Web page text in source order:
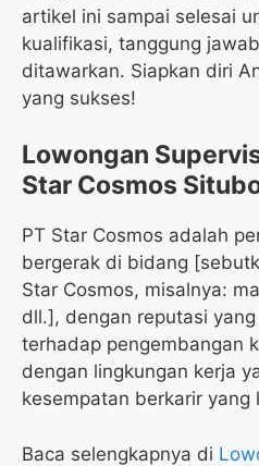
artikel ini sampai selesai
kualifikasi, tanggung
ditawarkan. Siapkan diri
yang sukses!
Lowongan
Star Cosmos
PT Star Cosmos adalah
bergerak di bidang
Star Cosmos, misalnya:
dll.], dengan reputasi
terhadap pengembangan
dengan lingkungan kerja
kesempatan berkarir yang
Baca selengkapnya di